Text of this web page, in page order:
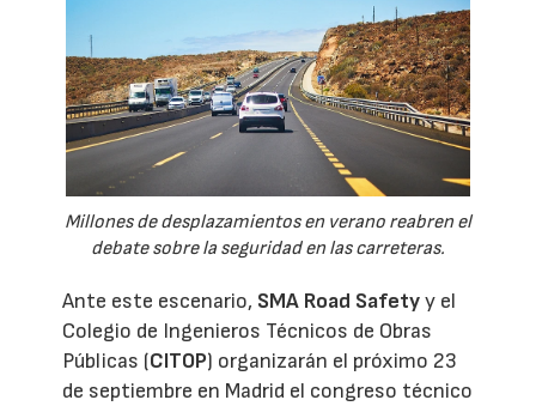
Millones de desplazamientos en verano reabren el
debate sobre la seguridad en las carreteras.
Ante este escenario, SMA Road Safetyy el
Colegio de Ingenieros Técnicos de Obras
Públicas (CITOP) organizarán el próximo 23
de septiembre en Madrid el congreso técnico